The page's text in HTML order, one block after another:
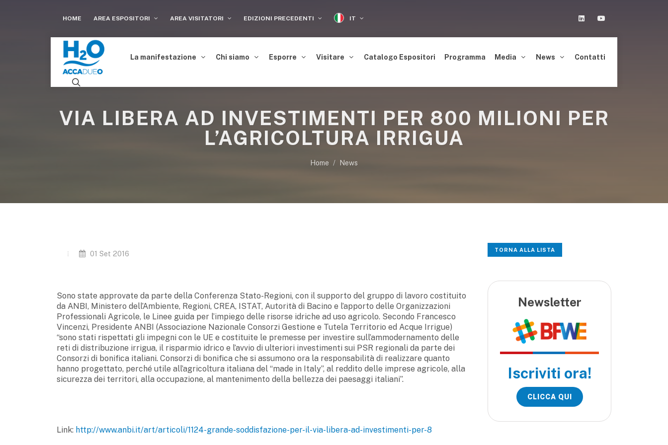
HOME AREA ESPOSITORI AREA VISITATORI EDIZIONI PRECEDENTI IT Linkedin
La manifestazione Chi siamo Esporre Visitare Catalogo Espositori Programma Media News Contatti
VIA LIBERA AD INVESTIMENTI PER 800 MILIONI PER
L’AGRICOLTURA IRRIGUA
Home News
01 Set 2016
Sono state approvate da parte della Conferenza Stato-Regioni, con il supporto del gruppo di lavoro costituito
da ANBI, Ministero dell’Ambiente, Regioni, CREA, ISTAT, Autorità di Bacino e l’apporto delle Organizzazioni
Professionali Agricole, le Linee guida per l’impiego delle risorse idriche ad uso agricolo. Secondo Francesco
Vincenzi, Presidente ANBI (Associazione Nazionale Consorzi Gestione e Tutela Territorio ed Acque Irrigue)
“sono stati rispettati gli impegni con le UE e costituite le premesse per investire sull’ammodernamento delle
reti di distribuzione irrigua, il risparmio idrico e l’avvio di ulteriori investimenti sui PSR regionali da parte dei
Consorzi di bonifica italiani. Consorzi di bonifica che si assumono ora la responsabilità di realizzare quanto
hanno progettato, perché utile all’agricoltura italiana del “made in Italy”, al reddito delle imprese agricole, alla
sicurezza dei territori, alla occupazione, al mantenimento della bellezza dei paesaggi italiani”.
Link: http://www.anbi.it/art/articoli/1124-grande-soddisfazione-per-il-via-libera-ad-investimenti-per-8
TORNA ALLA LISTA
Newsletter
Iscriviti ora!
CLICCA QUI